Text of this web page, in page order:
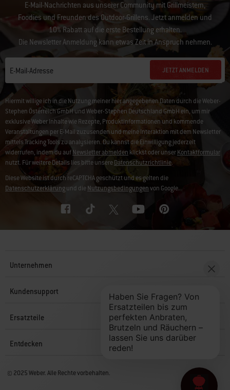
E-Mail-Nachrichten aus unserer Community mit Grillmeistern,
Foodies und Freunden des Outdoor-Grillens. Jetzt anmelden und
10% Rabatt auf die erste Bestellung erhalten.
Die Newsletter Anmeldung kann etwas Zeit in Anspruch nehmen.
E-Mail-Adresse JETZT ANMELDEN
Hiermit willige ich in die Nutzung meiner hier angegebenen Daten durch die Weber-
Stephen Österreich GmbH und Weber-Stephen Deutschland GmbH ein, um mir
exklusive Weber Inhalte wie Rezepte, Produktinformationen und kommende
Veranstaltungen per E-Mail zuzusenden und meine Interaktion mit dem Newsletter
mittels Tracking Tools zu analysieren. Du kannst die Einwilligung jederzeit
widerrufen, indem du aufNewsletter abmelden klickst oder unserKontaktformular
nutzt. Für weitere Details lies bitte unsereDatenschutzrichtlinie.
Diese Website ist durch reCAPTCHA geschützt und es gelten die
Datenschutzerklärungund dieNutzungsbedingungenvon Google.
Unternehmen
Kundensupport
Ersatzteile
Entdecken
© 2025 Weber. Alle Rechte vorbehalten.